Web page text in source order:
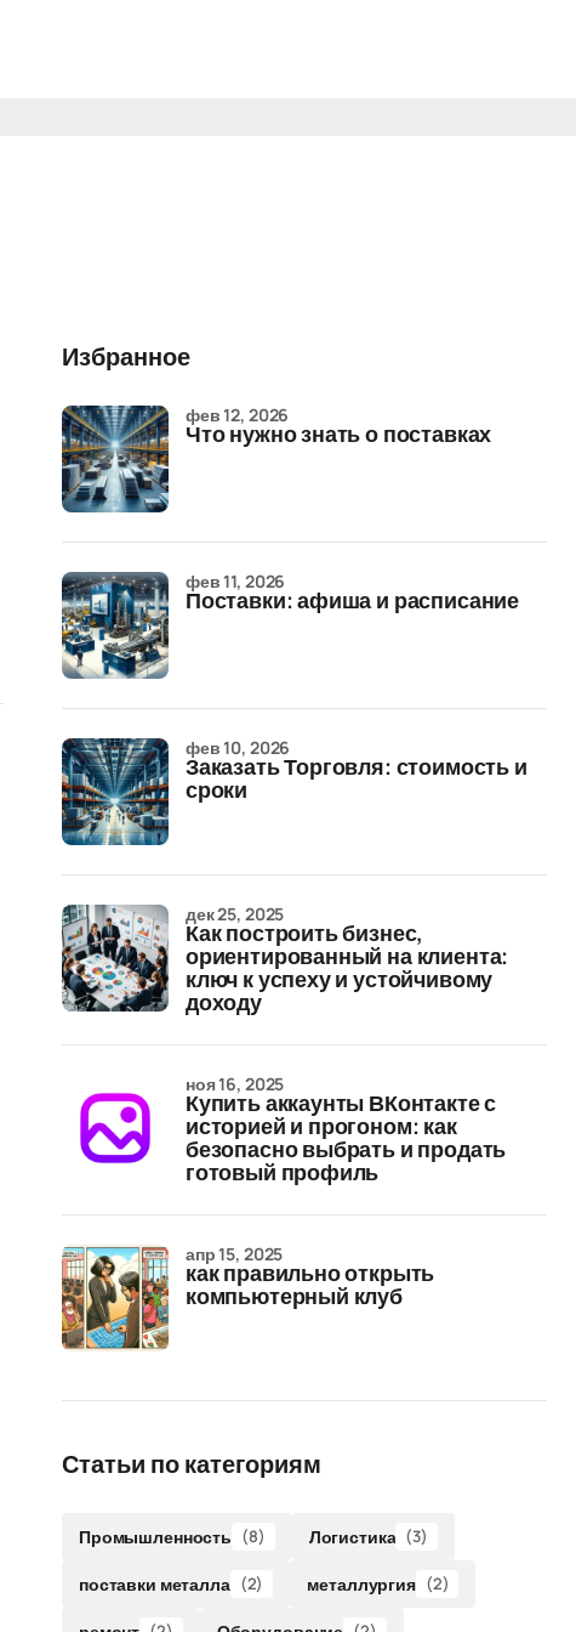
Избранное
Что нужно знать о поставках
фев 12, 2026
Поставки: афиша и расписание
фев 11, 2026
Заказать Торговля: стоимость и
сроки
фев 10, 2026
Как построить бизнес,
ориентированный на клиента:
ключ к успеху и устойчивому
доходу
дек 25, 2025
Купить аккаунты ВКонтакте с
историей и прогоном: как
безопасно выбрать и продать
готовый профиль
ноя 16, 2025
как правильно открыть
компьютерный клуб
апр 15, 2025
Статьи по категориям
Промышленность (8) Логистика (3)
поставки металла (2) металлургия (2)